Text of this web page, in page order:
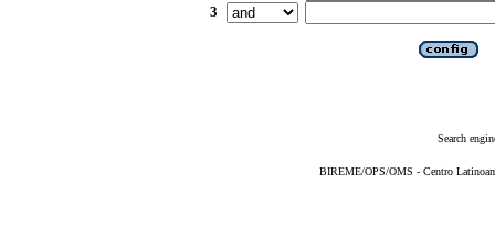
3
Search
BIREME/OPS/OMS - Centro